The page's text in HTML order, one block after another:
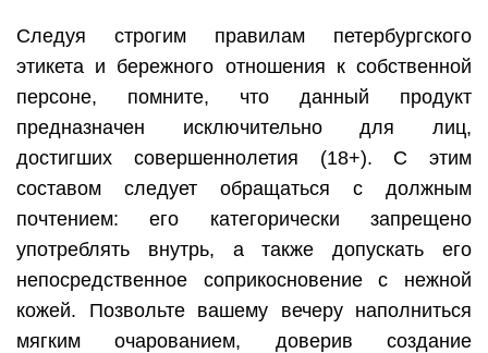
Следуя строгим правилам петербургского
этикета и бережного отношения к собственной
персоне, помните, что данный продукт
предназначен исключительно для лиц,
достигших совершеннолетия (18+). С этим
составом следует обращаться с должным
почтением: его категорически запрещено
употреблять внутрь, а также допускать его
непосредственное соприкосновение с нежной
кожей. Позвольте вашему вечеру наполниться
мягким очарованием, доверив создание